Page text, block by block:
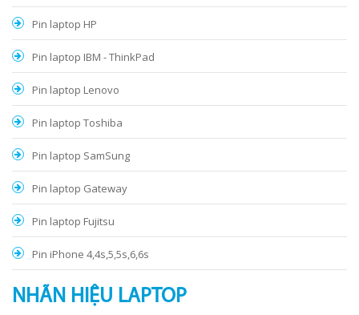
Pin laptop HP
Pin laptop IBM - ThinkPad
Pin laptop Lenovo
Pin laptop Toshiba
Pin laptop SamSung
Pin laptop Gateway
Pin laptop Fujitsu
Pin iPhone 4,4s,5,5s,6,6s
NHÃN HIỆU LAPTOP